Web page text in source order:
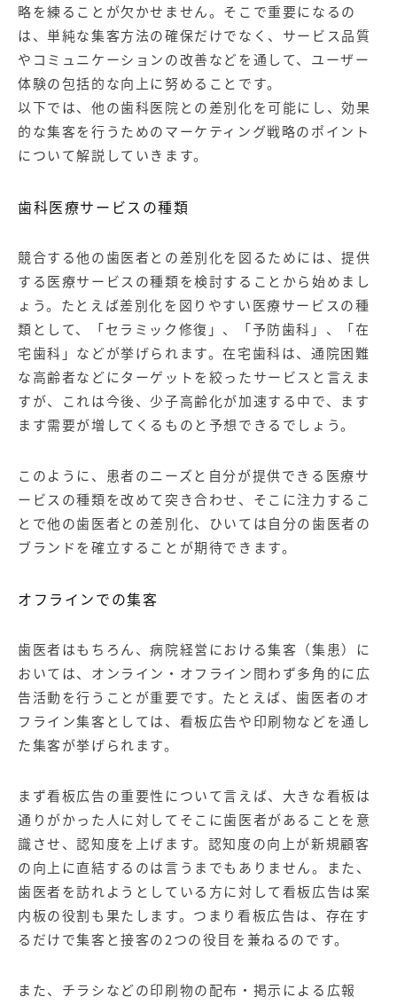
略を練ることが欠かせません。そこで重要になるの
は、単純な集客方法の確保だけでなく、サービス品質
やコミュニケーションの改善などを通して、ユーザー
体験の包括的な向上に努めることです。
以下では、他の歯科医院との差別化を可能にし、効果
的な集客を行うためのマーケティング戦略のポイント
について解説していきます。
歯科医療サービスの種類
競合する他の歯医者との差別化を図るためには、提供
する医療サービスの種類を検討することから始めまし
ょう。たとえば差別化を図りやすい医療サービスの種
類として、「セラミック修復」、「予防歯科」、「在
宅歯科」などが挙げられます。在宅歯科は、通院困難
な高齢者などにターゲットを絞ったサービスと言えま
すが、これは今後、少子高齢化が加速する中で、ます
ます需要が増してくるものと予想できるでしょう。
このように、患者のニーズと自分が提供できる医療サ
ービスの種類を改めて突き合わせ、そこに注力するこ
とで他の歯医者との差別化、ひいては自分の歯医者の
ブランドを確立することが期待できます。
オフラインでの集客
歯医者はもちろん、病院経営における集客（集患）に
おいては、オンライン・オフライン問わず多角的に広
告活動を行うことが重要です。たとえば、歯医者のオ
フライン集客としては、看板広告や印刷物などを通し
た集客が挙げられます。
まず看板広告の重要性について言えば、大きな看板は
通りがかった人に対してそこに歯医者があることを意
識させ、認知度を上げます。認知度の向上が新規顧客
の向上に直結するのは言うまでもありません。また、
歯医者を訪れようとしている方に対して看板広告は案
内板の役割も果たします。つまり看板広告は、存在す
るだけで集客と接客の2つの役目を兼ねるのです。
また、チラシなどの印刷物の配布・掲示による広報